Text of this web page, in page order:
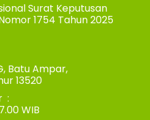
Surat Keputusan
1754 Tahun 2025
Batu Ampar,
13520
:
WIB